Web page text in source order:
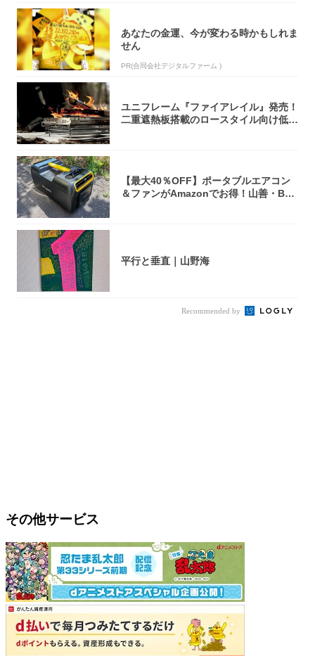
あなたの金運、今が変わる時かもしれま
せん
PR(合同会社デジタルファーム )
ユニフレーム『ファイアレイル』発売！
二重遮熱板搭載のロースタイル向け低型
【最大40％OFF】ポータブルエアコン
＆ファンがAmazonでお得！山善・Bo
平行と垂直｜山野海
Recommended by
その他サービス